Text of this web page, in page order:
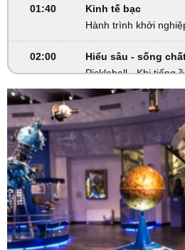
01:40
Kinh tế bạc
Hành trình khởi
02:00
Hiểu sâu - sống
Pickleball - Khi tiếng
02:30
Khám phá Việt Nam
Sắc màu Tây Thanh
02:45
VTV Sống khỏe
Một thai kỳ đặc biệt
03:30
Phim truyện
Người một nhà - Tập 3
04:15
Phim truyện